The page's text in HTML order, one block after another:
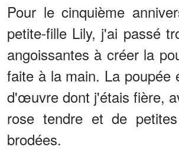
Pour le cinquième
petite-fille Lily, j'ai passé
angoissantes à créer la
faite à la main. La poupée
d'œuvre dont j'étais fière,
rose tendre et de
brodées.